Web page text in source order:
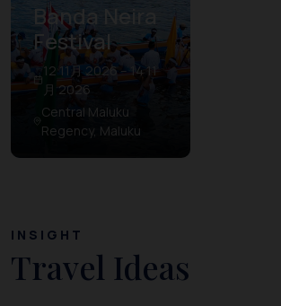
Banda Neira
Festival
12 11月 2026 – 14 11
月 2026
Central Maluku
Regency, Maluku
INSIGHT
Travel Ideas